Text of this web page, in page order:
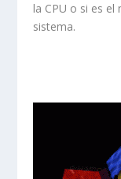
la CPU o si es
sistema.